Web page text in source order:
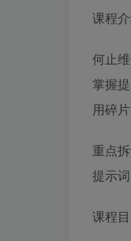
课程
何止
掌握
用碎
重点
提示
课程